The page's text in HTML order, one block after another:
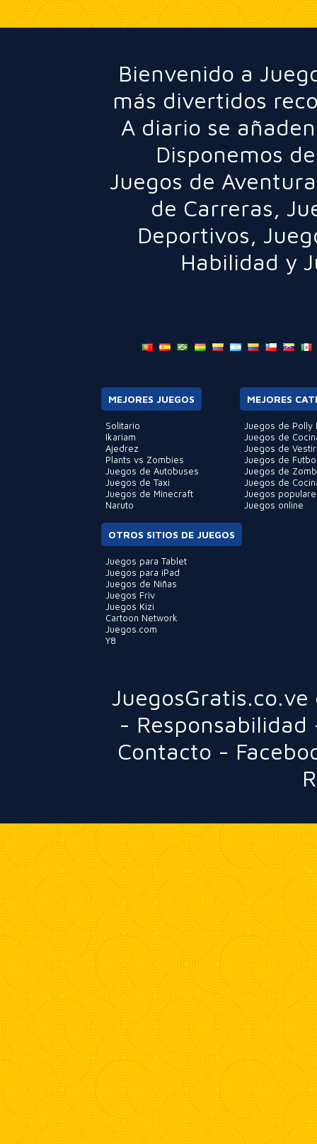
Bienvenido a
más divertidos
A diario se
Disponemos
Juegos de Aventura
de Carreras,
Deportivos,
Habilidad y
MEJORES JUEGOS
Solitario
Ikariam
Ajedrez
Plants vs Zombies
Juegos de Autobuses
Juegos de Taxi
Juegos de Minecraft
Naruto
MEJORES
Juegos de Polly
Juegos de
Juegos de Vestir
Juegos de
Juegos de
Juegos de
Juegos
Juegos online
OTROS SITIOS DE JUEGOS
Juegos para Tablet
Juegos para iPad
Juegos de Niñas
Juegos Friv
Juegos Kizi
Cartoon Network
Juegos.com
Y8
JuegosGratis.co.ve
- Responsabilidad
Contacto -